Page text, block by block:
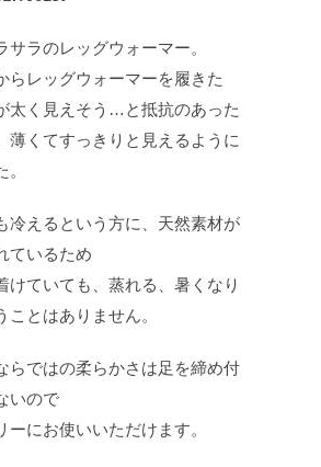
サラのレッグウォーマー。
らレッグウォーマーを履きた
太く見えそう…と抵抗のあった
薄くてすっきりと見えるように
冷えるという方に、天然素材が
ているため
けていても、蒸れる、暑くなり
ことはありません。
らではの柔らかさは足を締め付
いので
ーにお使いいただけます。